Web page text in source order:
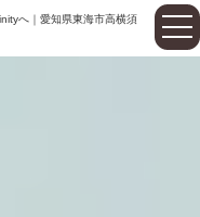
へ｜愛知県東海市高横須